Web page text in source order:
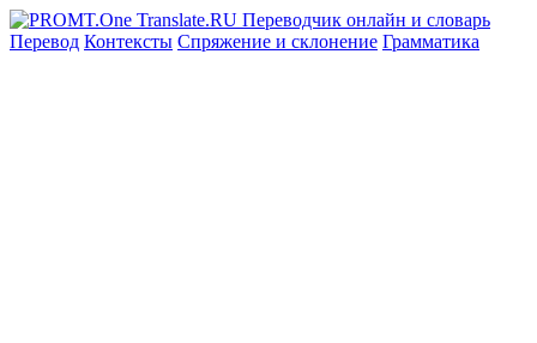
Перевод Контексты Спряжение и склонение Грамматика